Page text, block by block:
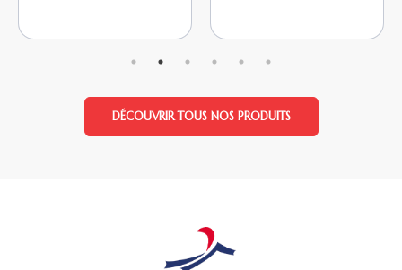
DÉCOUVRIR TOUS NOS PRODUITS